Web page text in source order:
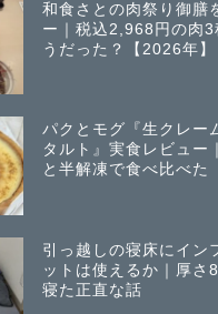
和食さとの肉祭り御膳
ー｜税込2,968円の肉3
うだった？【2026年】
パクとモグ『生クレー
タルト』実食レビュー
と半解凍で食べ比べた
引っ越しの寝床にイン
ットは使えるか｜厚さ
寝た正直な話